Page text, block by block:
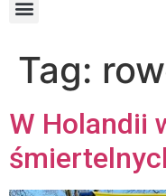
Tag:
W Holandii